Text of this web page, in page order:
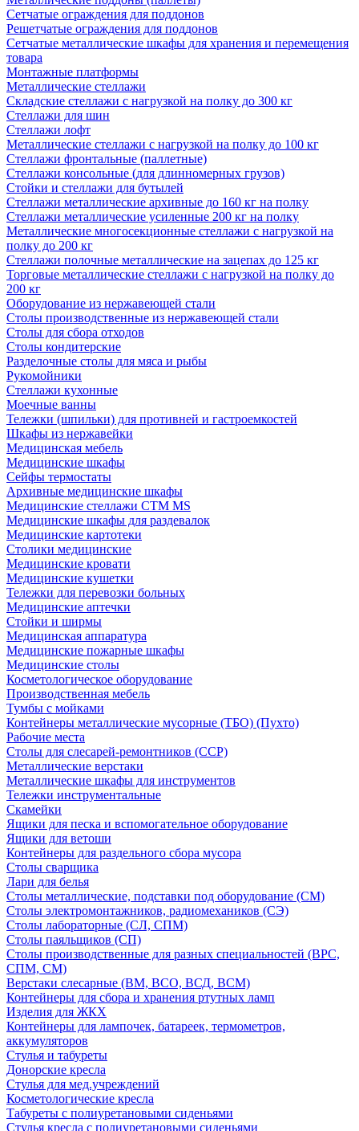
Сетчатые ограждения для поддонов
Решетчатые ограждения для поддонов
Сетчатые металлические шкафы для хранения и перемещения
товара
Монтажные платформы
Металлические стеллажи
Складские стеллажи с нагрузкой на полку до 300 кг
Стеллажи для шин
Стеллажи лофт
Металлические стеллажи с нагрузкой на полку до 100 кг
Стеллажи фронтальные (паллетные)
Стеллажи консольные (для длинномерных грузов)
Стойки и стеллажи для бутылей
Стеллажи металлические архивные до 160 кг на полку
Стеллажи металлические усиленные 200 кг на полку
Металлические многосекционные стеллажи с нагрузкой на
полку до 200 кг
Стеллажи полочные металлические на зацепах до 125 кг
Торговые металлические стеллажи с нагрузкой на полку до
200 кг
Оборудование из нержавеющей стали
Столы производственные из нержавеющей стали
Столы для сбора отходов
Столы кондитерские
Разделочные столы для мяса и рыбы
Рукомойники
Стеллажи кухонные
Моечные ванны
Тележки (шпильки) для противней и гастроемкостей
Шкафы из нержавейки
Медицинская мебель
Медицинские шкафы
Сейфы термостаты
Архивные медицинские шкафы
Медицинские стеллажи CTM MS
Медицинские шкафы для раздевалок
Медицинские картотеки
Столики медицинские
Медицинские кровати
Медицинские кушетки
Тележки для перевозки больных
Медицинские аптечки
Стойки и ширмы
Медицинская аппаратура
Медицинские пожарные шкафы
Медицинские столы
Косметологическое оборудование
Производственная мебель
Тумбы с мойками
Контейнеры металлические мусорные (ТБО) (Пухто)
Рабочие места
Столы для слесарей-ремонтников (ССР)
Металлические верстаки
Металлические шкафы для инструментов
Тележки инструментальные
Скамейки
Ящики для песка и вспомогательное оборудование
Ящики для ветоши
Контейнеры для раздельного сбора мусора
Столы сварщика
Лари для белья
Столы металлические, подставки под оборудование (СМ)
Столы электромонтажников, радиомехаников (СЭ)
Столы лабораторные (СЛ, СПМ)
Столы паяльщиков (СП)
Столы производственные для разных специальностей (ВРС,
СПМ, СМ)
Верстаки слесарные (ВМ, ВСО, ВСД, ВСМ)
Контейнеры для сбора и хранения ртутных ламп
Изделия для ЖКХ
Контейнеры для лампочек, батареек, термометров,
аккумуляторов
Стулья и табуреты
Донорские кресла
Стулья для мед.учреждений
Косметологические кресла
Табуреты с полиуретановыми сиденьями
Стулья кресла с полиуретановыми сиденьями